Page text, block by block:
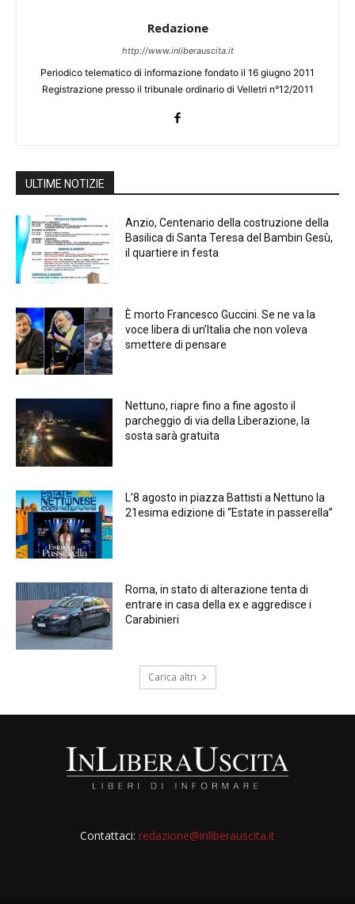
Redazione
http://www.inliberauscita.it
Periodico telematico di informazione fondato il 16 giugno 2011
Registrazione presso il tribunale ordinario di Velletri n°12/2011
ULTIME NOTIZIE
Anzio, Centenario della costruzione della
Basilica di Santa Teresa del Bambin Gesù,
il quartiere in festa
È morto Francesco Guccini. Se ne va la
voce libera di un’Italia che non voleva
smettere di pensare
Nettuno, riapre fino a fine agosto il
parcheggio di via della Liberazione, la
sosta sarà gratuita
L’8 agosto in piazza Battisti a Nettuno la
21esima edizione di “Estate in passerella”
Roma, in stato di alterazione tenta di
entrare in casa della ex e aggredisce i
Carabinieri
Carica altri
Contattaci: redazione@inliberauscita.it